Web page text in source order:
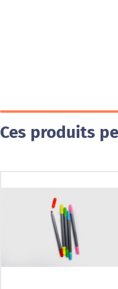
Ces produits